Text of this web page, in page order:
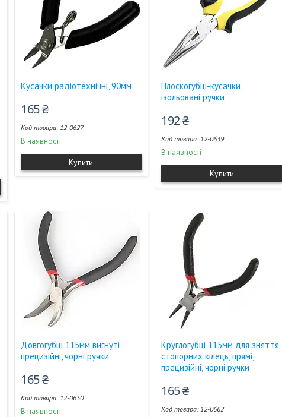
Кусачки радіотехнічні, 90мм
165 ₴
12-0627
В наявності
Купити
Плоскогубці-кусачки,
ізольовані ручки
192 ₴
12-0639
В наявності
Купити
Довгогубці 115мм вигнуті,
прецизійні, чорні ручки
165 ₴
12-0650
В наявності
Круглогубці 115мм для зняття
стопорних кілець, прямі,
прецизійні, чорні ручки
165 ₴
12-0662